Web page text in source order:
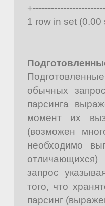
1 row in set (0.00
обычных
парсинга
момент их
(возможен
необходимо
отличающихся)
запрос
того, что
парсинг